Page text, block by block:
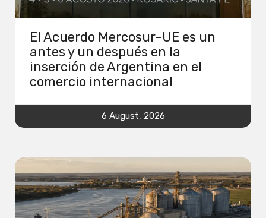
El Acuerdo Mercosur-UE es un
antes y un después en la
inserción de Argentina en el
comercio internacional
6 August, 2026